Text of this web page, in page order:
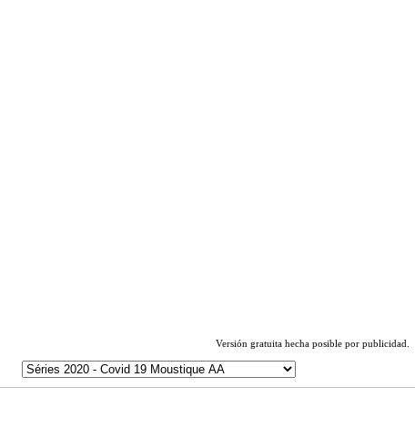
Versión gratuita hecha posible por publicidad.